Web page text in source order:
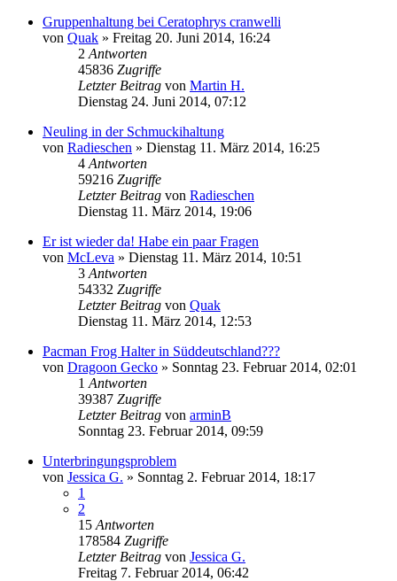
Gruppenhaltung bei Ceratophrys cranwelli
von Quak » Freitag 20. Juni 2014, 16:24
2 Antworten
45836 Zugriffe
Letzter Beitrag von Martin H.
Dienstag 24. Juni 2014, 07:12
Neuling in der Schmuckihaltung
von Radieschen » Dienstag 11. März 2014, 16:25
4 Antworten
59216 Zugriffe
Letzter Beitrag von Radieschen
Dienstag 11. März 2014, 19:06
Er ist wieder da! Habe ein paar Fragen
von McLeva » Dienstag 11. März 2014, 10:51
3 Antworten
54332 Zugriffe
Letzter Beitrag von Quak
Dienstag 11. März 2014, 12:53
Pacman Frog Halter in Süddeutschland???
von Dragoon Gecko » Sonntag 23. Februar 2014, 02:01
1 Antworten
39387 Zugriffe
Letzter Beitrag von arminB
Sonntag 23. Februar 2014, 09:59
Unterbringungsproblem
von Jessica G. » Sonntag 2. Februar 2014, 18:17
1
2
15 Antworten
178584 Zugriffe
Letzter Beitrag von Jessica G.
Freitag 7. Februar 2014, 06:42